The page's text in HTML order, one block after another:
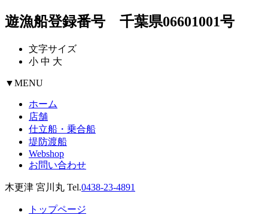
遊漁船登録番号 千葉県06601001号
文字サイズ
小 中 大
▼MENU
ホーム
店舗
仕立船・乗合船
堤防渡船
Webshop
お問い合わせ
木更津 宮川丸 Tel.0438-23-4891
トップページ